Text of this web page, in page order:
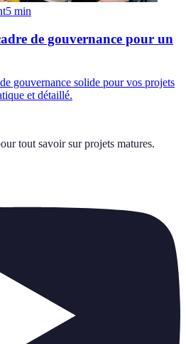
5 min
de gouvernance pour un
gouvernance solide pour vos projets
et détaillé.
tout savoir sur projets matures.